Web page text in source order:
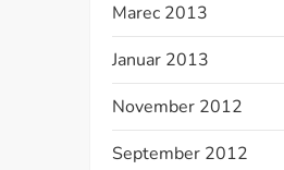
Marec 2013
Januar 2013
November 2012
September 2012